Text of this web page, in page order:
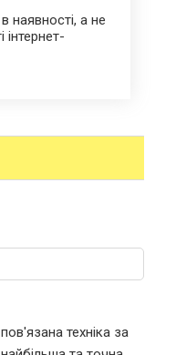
наявності, а не
інтернет-
техніка за